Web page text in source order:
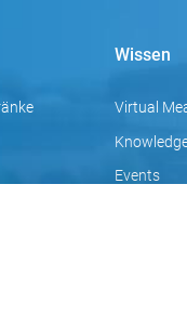
Wissen
Virtual
Events